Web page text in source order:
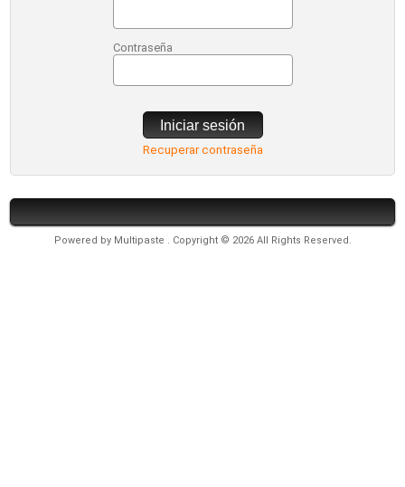
Contraseña
Iniciar sesión
Recuperar contraseña
Powered by Multipaste . Copyright © 2026 All Rights Reserved.